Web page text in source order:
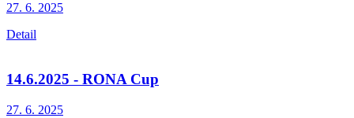
27. 6. 2025
Detail
14.6.2025 - RONA Cup
27. 6. 2025